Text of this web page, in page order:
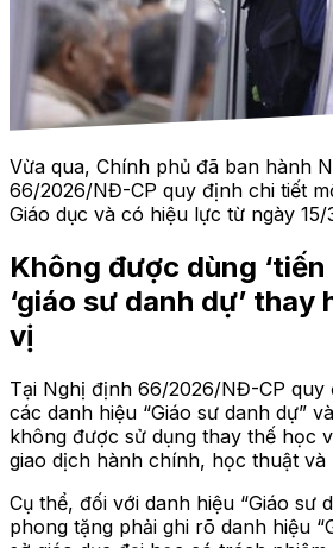
Vừa qua, Chính phủ đã ban hành
66/2026/NĐ-CP quy định chi tiết
Giáo dục và có hiệu lực từ ngày 15/
Không được dùng ‘tiến
‘giáo sư danh dự’ thay
vị
Tại Nghị định 66/2026/NĐ-CP quy
các danh hiệu “Giáo sư danh dự” và
không được sử dụng thay thế học
giao dịch hành chính, học thuật và
Cụ thể, đối với danh hiệu “Giáo sư
phong tặng phải ghi rõ danh hiệu